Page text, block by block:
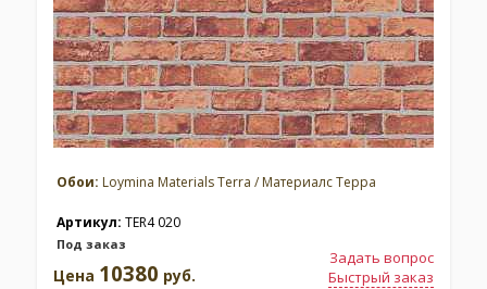
Обои: Loymina Materials Terra / Материалс Терра
Артикул: TER4 020
Под заказ
Задать вопрос
Быстрый заказ
Цена 10380 руб.